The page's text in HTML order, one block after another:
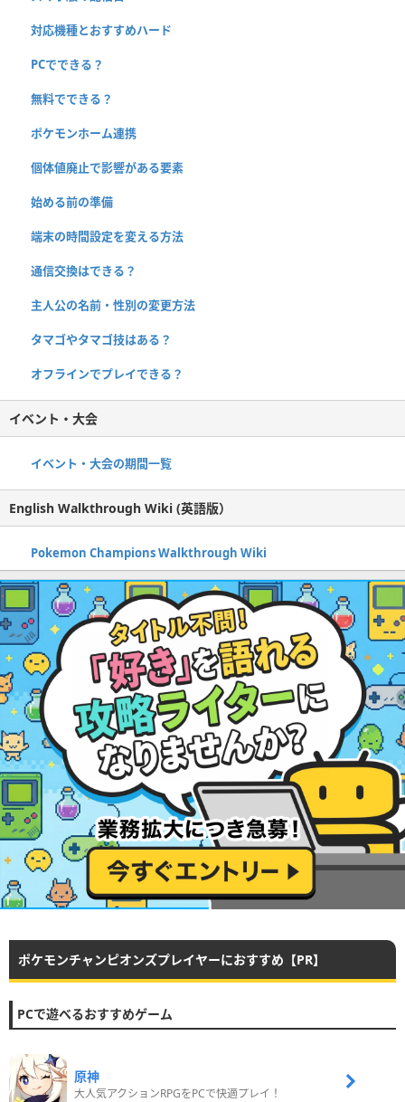
対応機種とおすすめハード
PCでできる？
無料でできる？
ポケモンホーム連携
個体値廃止で影響がある要素
始める前の準備
端末の時間設定を変える方法
通信交換はできる？
主人公の名前・性別の変更方法
タマゴやタマゴ技はある？
オフラインでプレイできる？
イベント・大会
イベント・大会の期間一覧
English Walkthrough Wiki (英語版）
Pokemon Champions Walkthrough Wiki
ポケモンチャンピオンズプレイヤーにおすすめ【PR】
PCで遊べるおすすめゲーム
原神
大人気アクションRPGをPCで快適プレイ！